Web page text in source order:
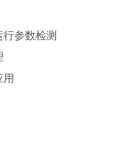
参数检测
用